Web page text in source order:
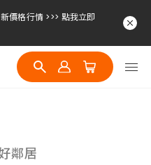
格行情 >>> 點我立即
價格行情 >>> 點我立即
價格行情 >>> 點我立即
鄰居